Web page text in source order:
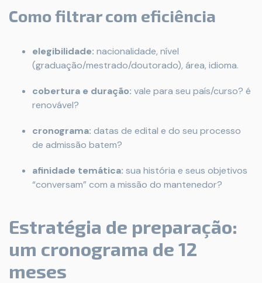
Como filtrar com eficiência
elegibilidade: nacionalidade, nível
(graduação/mestrado/doutorado), área, idioma.
cobertura e duração: vale para seu país/curso? é
renovável?
cronograma: datas de edital e do seu processo
de admissão batem?
afinidade temática: sua história e seus objetivos
“conversam” com a missão do mantenedor?
Estratégia de preparação:
um cronograma de 12
meses